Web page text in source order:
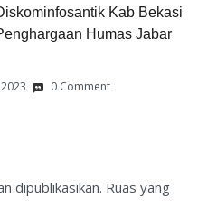
Kab Bekasi
Humas Jabar
0 Comment
dipublikasikan. Ruas yang